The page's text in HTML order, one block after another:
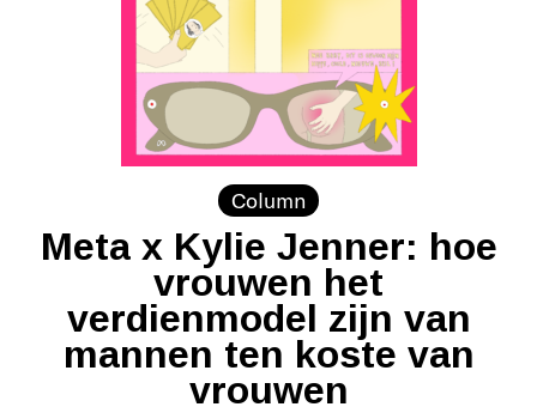
Column
Meta x Kylie Jenner: hoe
vrouwen het
verdienmodel zijn van
mannen ten koste van
vrouwen